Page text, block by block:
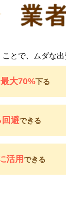
とで、ムダな
最大70%下る
回避できる
活用できる